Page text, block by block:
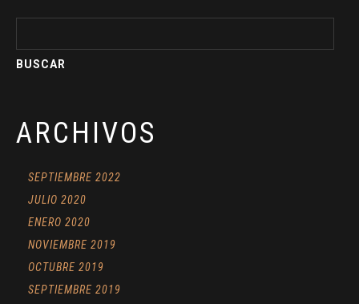
ARCHIVOS
SEPTIEMBRE 2022
JULIO 2020
ENERO 2020
NOVIEMBRE 2019
OCTUBRE 2019
SEPTIEMBRE 2019